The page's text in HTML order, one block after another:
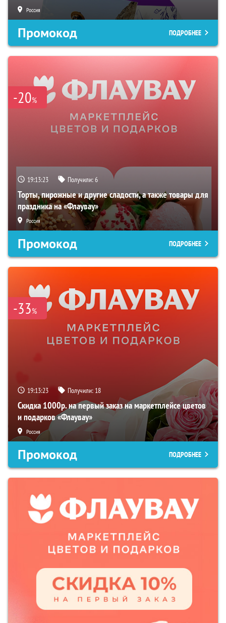
Россия
Промокод ПОДРОБНЕЕ
-20%
19:13:22 Получили:6
Торты, пирожные и другие сладости, а также товары для
праздника на «Флаувау»
Россия
Промокод ПОДРОБНЕЕ
-33%
19:13:22 Получили: 18
Скидка 1000р. на первый заказ на маркетплейсе цветов
и подарков «Флаувау»
Россия
Промокод ПОДРОБНЕЕ